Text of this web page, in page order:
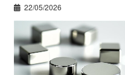
22/05/2026